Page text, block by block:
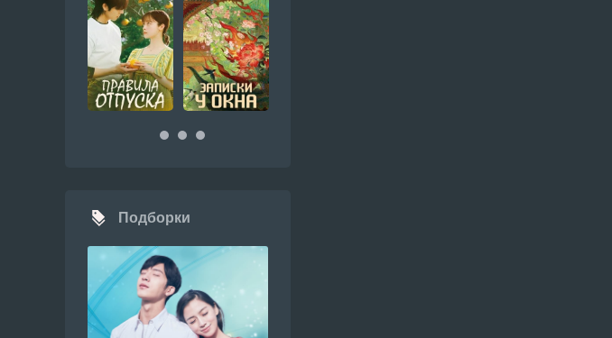
Подборки